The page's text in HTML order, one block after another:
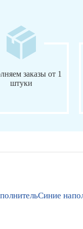
заказы от 1
штуки
Синие